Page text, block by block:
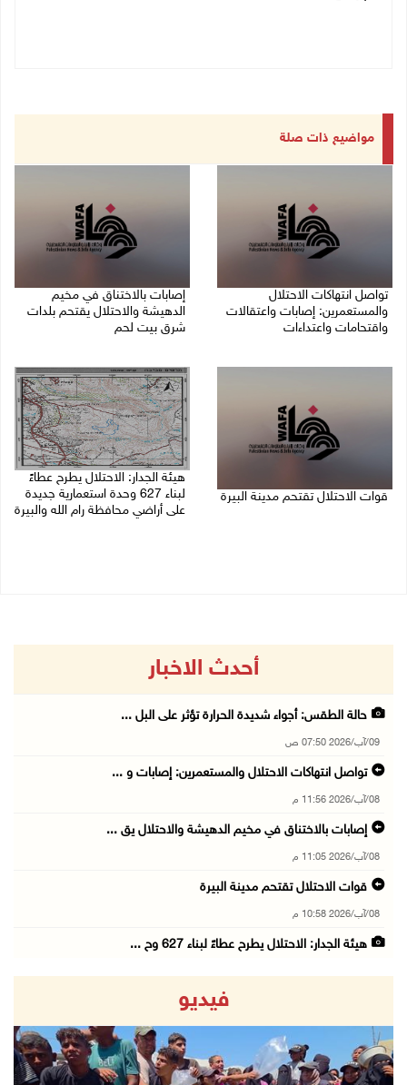
مواضيع ذات صلة
تواصل انتهاكات الاحتلال
والمستعمرين: إصابات واعتقالات
واقتحامات واعتداءات
إصابات بالاختناق في مخيم
الدهيشة والاحتلال يقتحم بلدات
شرق بيت لحم
قوات الاحتلال تقتحم مدينة البيرة
هيئة الجدار: الاحتلال يطرح عطاءً
لبناء 627 وحدة استعمارية جديدة
على أراضي محافظة رام الله والبيرة
أحدث الاخبار
حالة الطقس: أجواء شديدة الحرارة تؤثر على البل ...
09/آب/2026 07:50 ص
تواصل انتهاكات الاحتلال والمستعمرين: إصابات و ...
08/آب/2026 11:56 م
إصابات بالاختناق في مخيم الدهيشة والاحتلال يق ...
08/آب/2026 11:05 م
قوات الاحتلال تقتحم مدينة البيرة
08/آب/2026 10:58 م
هيئة الجدار: الاحتلال يطرح عطاءً لبناء 627 وح ...
08/آب/2026 10:12 م
الاحتلال يحتجز مواطنين من طمون ومخيم الفارعة
فيديو